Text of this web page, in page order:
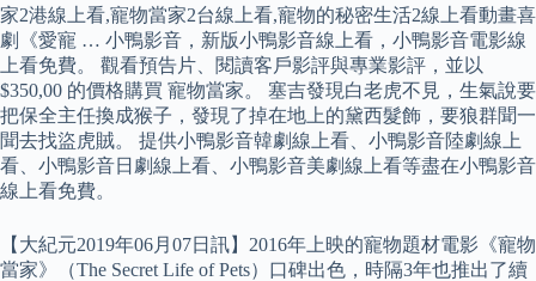
家2港線上看,寵物當家2台線上看,寵物的秘密生活2線上看動畫喜
劇《愛寵 … 小鴨影音，新版小鴨影音線上看，小鴨影音電影線
上看免費。 觀看預告片、閱讀客戶影評與專業影評，並以
$350,00 的價格購買 寵物當家。 塞吉發現白老虎不見，生氣說要
把保全主任換成猴子，發現了掉在地上的黛西髮飾，要狼群聞一
聞去找盜虎賊。 提供小鴨影音韓劇線上看、小鴨影音陸劇線上
看、小鴨影音日劇線上看、小鴨影音美劇線上看等盡在小鴨影音
線上看免費。
【大紀元2019年06月07日訊】2016年上映的寵物題材電影《寵物
當家》（The Secret Life of Pets）口碑出色，時隔3年也推出了續